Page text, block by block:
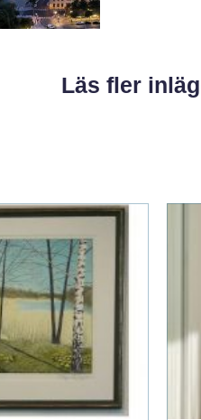
Läs fler